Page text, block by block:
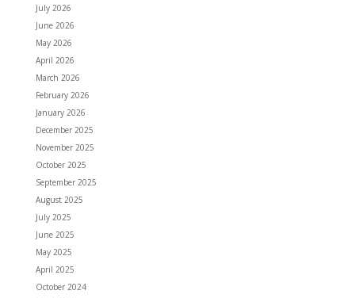
July 2026
June 2026
May 2026
April 2026
March 2026
February 2026
January 2026
December 2025
November 2025
October 2025
September 2025
August 2025
July 2025
June 2025
May 2025
April 2025
October 2024